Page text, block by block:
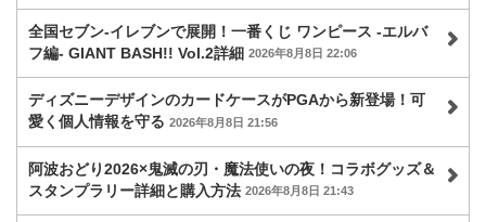
全国セブン‐イレブンで展開！一番くじ ワンピース -エルバ
フ編- GIANT BASH!! Vol.2詳細 2026年8月8日 22:06
ディズニーデザインのカードケースがPGAから新登場！可
愛く個人情報を守る 2026年8月8日 21:56
阿波おどり2026×鬼滅の刃・魔法使いの夜！コラボグッズ＆
スタンプラリー詳細と購入方法 2026年8月8日 21:43